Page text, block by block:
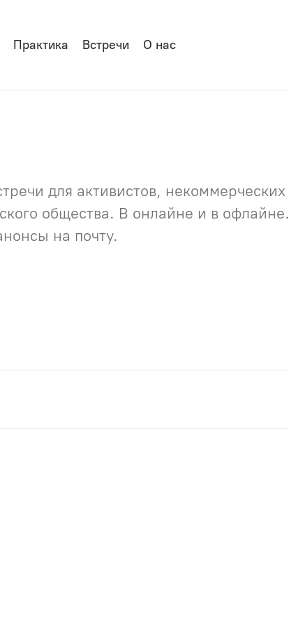
Практика Встречи О нас
для активистов,
общества. В онлайне и в
на почту.